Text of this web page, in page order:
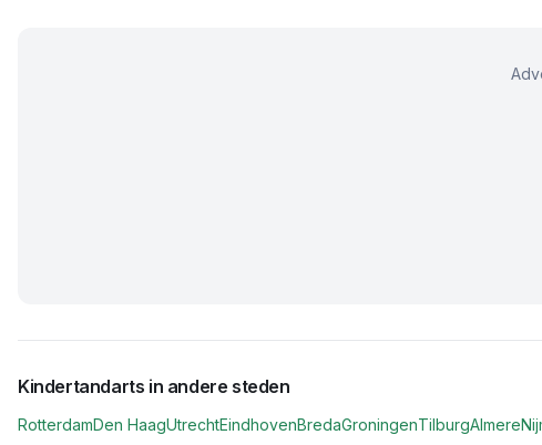
Kindertandarts in andere steden
RotterdamDen HaagUtrechtEindhovenBredaGroningenTilburgAlmere